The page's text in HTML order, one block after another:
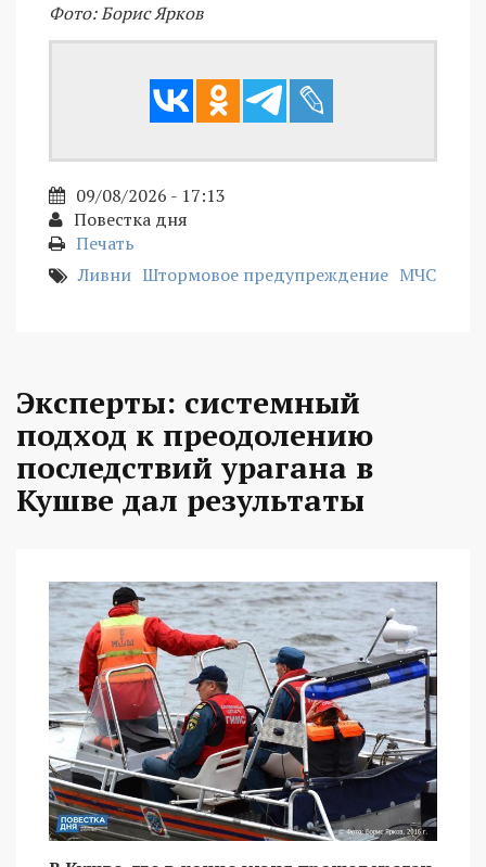
Фото: Борис Ярков
09/08/2026 - 17:13
Повестка дня
Печать
Ливни Штормовое предупреждение МЧС
Эксперты: системный
подход к преодолению
последствий урагана в
Кушве дал результаты